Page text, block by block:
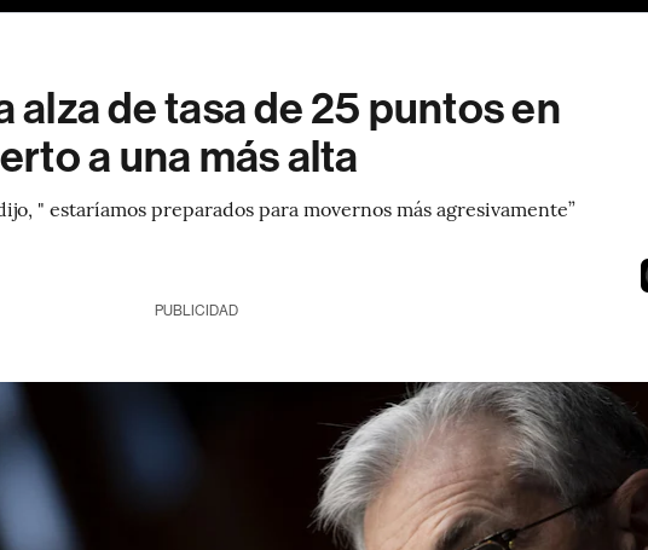
alza de tasa de 25 puntos en
a una más alta
" estaríamos preparados para movernos más agresivamente”
PUBLICIDAD